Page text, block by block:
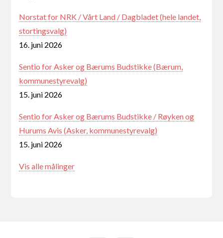
Norstat for NRK / Vårt Land / Dagbladet (hele landet,
stortingsvalg)
16. juni 2026
Sentio for Asker og Bærums Budstikke (Bærum,
kommunestyrevalg)
15. juni 2026
Sentio for Asker og Bærums Budstikke / Røyken og
Hurums Avis (Asker, kommunestyrevalg)
15. juni 2026
Vis alle målinger